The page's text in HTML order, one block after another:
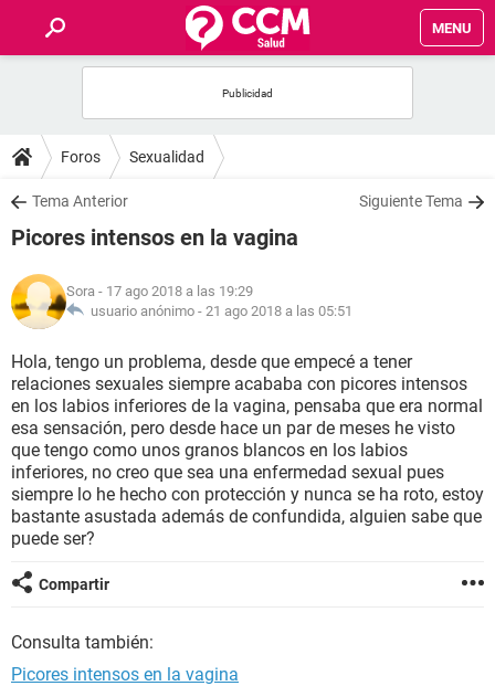
MENU
FOROS
SALUD
NUTRICIÓN
BIENESTAR
SEXUALIDAD
GLOSARIO
Foros Sexualidad
Tema Anterior Siguiente Tema
Picores intensos en la vagina
Sora - 17 ago 2018 a las 19:29
usuario anónimo - 21 ago 2018 a las 05:51
Hola, tengo un problema, desde que empecé a tener
relaciones sexuales siempre acababa con picores intensos
en los labios inferiores de la vagina, pensaba que era normal
esa sensación, pero desde hace un par de meses he visto
que tengo como unos granos blancos en los labios
inferiores, no creo que sea una enfermedad sexual pues
siempre lo he hecho con protección y nunca se ha roto, estoy
bastante asustada además de confundida, alguien sabe que
puede ser?
Compartir
Consulta también:
Picores intensos en la vagina